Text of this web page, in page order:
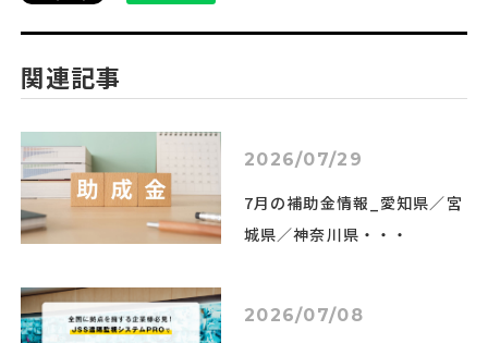
関連記事
2026/07/29
7月の補助金情報_愛知県／宮
城県／神奈川県・・・
2026/07/08